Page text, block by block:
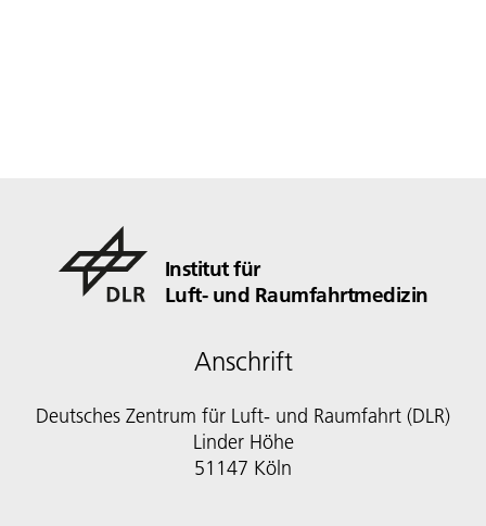
Institut für
Luft- und Raumfahrtmedizin
Anschrift
Deutsches Zentrum für Luft- und Raumfahrt (DLR)
Linder Höhe
51147 Köln